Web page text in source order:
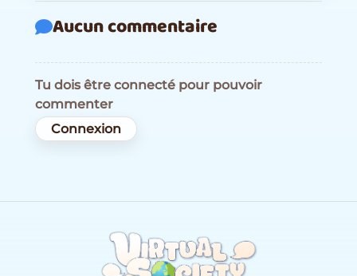
Aucun commentaire
Tu dois être connecté pour pouvoir
commenter
Connexion